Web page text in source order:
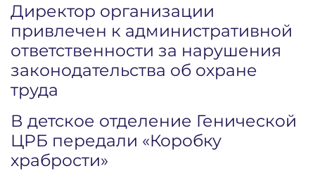
Директор организации
привлечен к административной
ответственности за нарушения
законодательства об охране
труда
В детское отделение Генической
ЦРБ передали «Коробку
храбрости»